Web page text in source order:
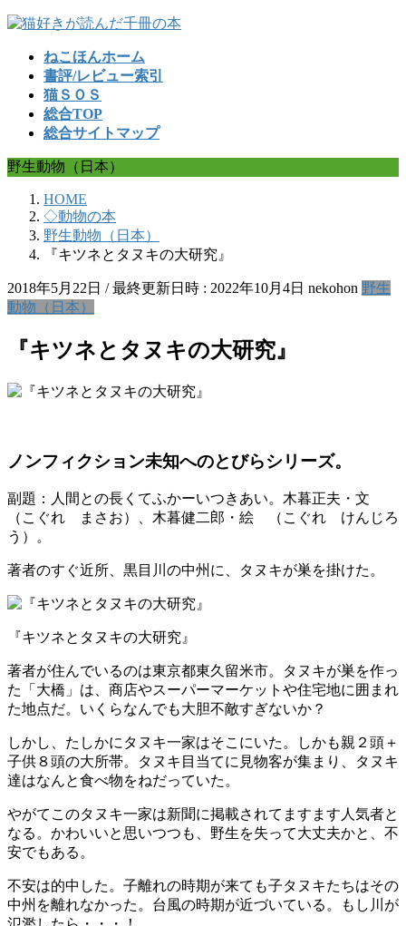
コ
キ
ッ
ナ
に
移
ねこほんホーム
書評/レビュー索引
猫ＳＯＳ
総合TOP
総合サイトマップ
野生動物（日本）
HOME
◇動物の本
野生動物（日本）
『キツネとタヌキの大研究』
2018年5月22日 / 最終更新日時 : 2022年10月4日 nekohon 野生
動物（日本）
『キツネとタヌキの大研究』
ノンフィクション未知へのとびらシリーズ。
副題：人間との長くてふかーいつきあい。木暮正夫・文
（こぐれ まさお）、木暮健二郎・絵 （こぐれ けんじろ
う）。
著者のすぐ近所、黒目川の中州に、タヌキが巣を掛けた。
『キツネとタヌキの大研究』
著者が住んでいるのは東京都東久留米市。タヌキが巣を作っ
た「大橋」は、商店やスーパーマーケットや住宅地に囲まれ
た地点だ。いくらなんでも大胆不敵すぎないか？
しかし、たしかにタヌキ一家はそこにいた。しかも親２頭＋
子供８頭の大所帯。タヌキ目当てに見物客が集まり、タヌキ
達はなんと食べ物をねだっていた。
やがてこのタヌキ一家は新聞に掲載されてますます人気者と
なる。かわいいと思いつつも、野生を失って大丈夫かと、不
安でもある。
不安は的中した。子離れの時期が来ても子タヌキたちはその
中州を離れなかった。台風の時期が近づいている。もし川が